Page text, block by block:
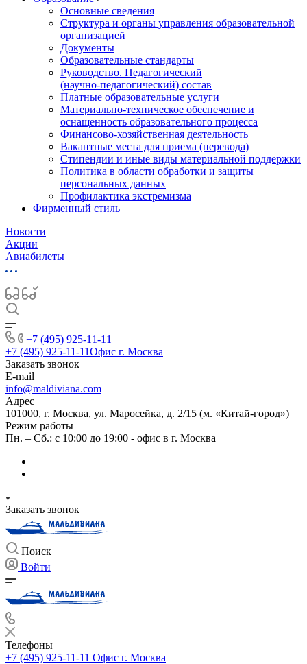
Основные сведения
Структура и органы управления образовательной
организацией
Документы
Образовательные стандарты
Руководство. Педагогический
(научно‑педагогический) состав
Платные образовательные услуги
Материально-техническое обеспечение и
оснащенность образовательного процесса
Финансово-хозяйственная деятельность
Вакантные места для приема (перевода)
Стипендии и иные виды материальной поддержки
Политика в области обработки и защиты
персональных данных
Профилактика экстремизма
Фирменный стиль
Новости
Акции
Авиабилеты
+7 (495) 925-11-11
+7 (495) 925-11-11Офис г. Москва
Заказать звонок
E-mail
info@maldiviana.com
Адрес
101000, г. Москва, ул. Маросейка, д. 2/15 (м. «Китай-город»)
Режим работы
Пн. – Сб.: с 10:00 до 19:00 - офис в г. Москва
Заказать звонок
Поиск
Войти
Телефоны
+7 (495) 925-11-11 Офис г. Москва